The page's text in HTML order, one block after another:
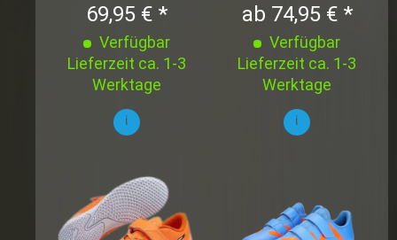
69,95 € *
Verfügbar
Lieferzeit ca. 1-3
Werktage
i
ab 74,95 € *
Verfügbar
Lieferzeit ca. 1-3
Werktage
i